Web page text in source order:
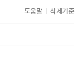
도움말 삭제기준